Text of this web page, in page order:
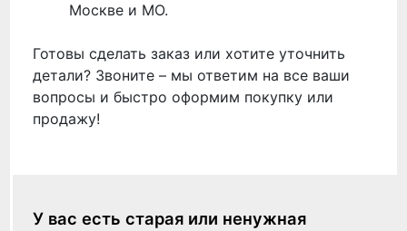
Москве и МО.
Готовы сделать заказ или хотите уточнить
детали? Звоните – мы ответим на все ваши
вопросы и быстро оформим покупку или
продажу!
У вас есть старая или ненужная